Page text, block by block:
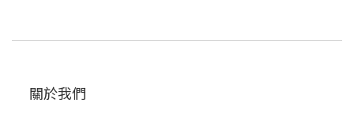
關於我們